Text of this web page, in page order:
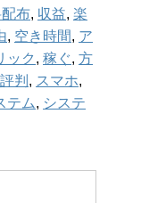
布, 収益, 楽
, 空き時間, ア
ック , 稼ぐ, 方
評判 , スマホ,
テム, システ